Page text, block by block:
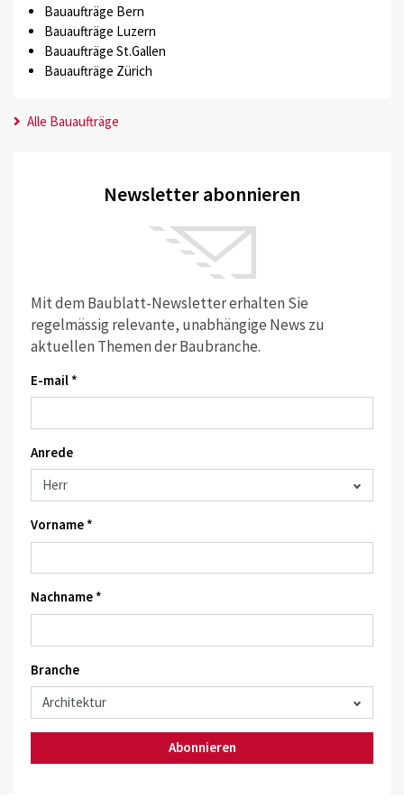
Bauaufträge Bern
Bauaufträge Luzern
Bauaufträge St.Gallen
Bauaufträge Zürich
Alle Bauaufträge
Newsletter abonnieren
Mit dem Baublatt-Newsletter erhalten Sie
regelmässig relevante, unabhängige News zu
aktuellen Themen der Baubranche.
E-mail *
Anrede
Vorname *
Nachname *
Branche
Abonnieren